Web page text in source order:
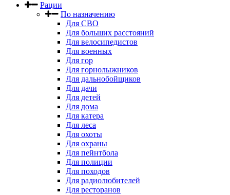
Рации
По назначению
Для СВО
Для больших расстояний
Для велосипедистов
Для военных
Для гор
Для горнолыжников
Для дальнобойщиков
Для дачи
Для детей
Для дома
Для катера
Для леса
Для охоты
Для охраны
Для пейнтбола
Для полиции
Для походов
Для радиолюбителей
Для ресторанов